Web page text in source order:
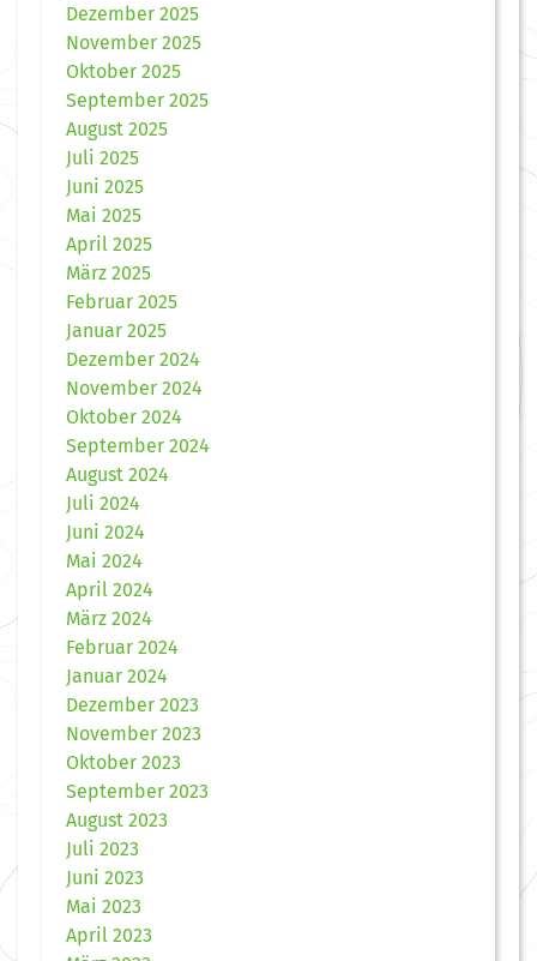
Dezember 2025
November 2025
Oktober 2025
September 2025
August 2025
Juli 2025
Juni 2025
Mai 2025
April 2025
März 2025
Februar 2025
Januar 2025
Dezember 2024
November 2024
Oktober 2024
September 2024
August 2024
Juli 2024
Juni 2024
Mai 2024
April 2024
März 2024
Februar 2024
Januar 2024
Dezember 2023
November 2023
Oktober 2023
September 2023
August 2023
Juli 2023
Juni 2023
Mai 2023
April 2023